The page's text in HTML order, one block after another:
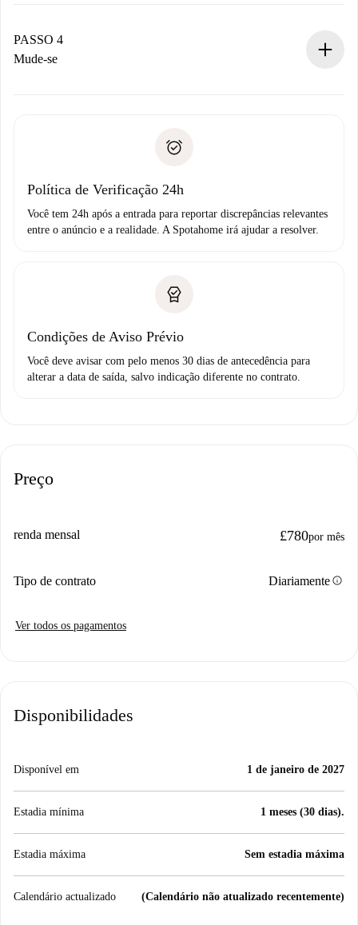
proprietário.
Se recusada: não cobraremos nada e ofereceremos
Débito direto bancário
PASSO 4
Mude-se
não comunicar nenhum problema.
Política de Verificação 24h
Você tem 24h após a entrada para reportar discrepâncias relevantes
entre o anúncio e a realidade. A Spotahome irá ajudar a resolver.
Condições de Aviso Prévio
Você deve avisar com pelo menos 30 dias de antecedência para
alterar a data de saída, salvo indicação diferente no contrato.
Preço
renda mensal £780por mês
Tipo de contrato Diariamenteinfo
Ver todos os pagamentos
Disponibilidades
Disponível em 1 de janeiro de 2027
Estadia mínima 1 meses (30 dias).
Estadia máxima Sem estadia máxima
Calendário actualizado (Calendário não atualizado recentemente)